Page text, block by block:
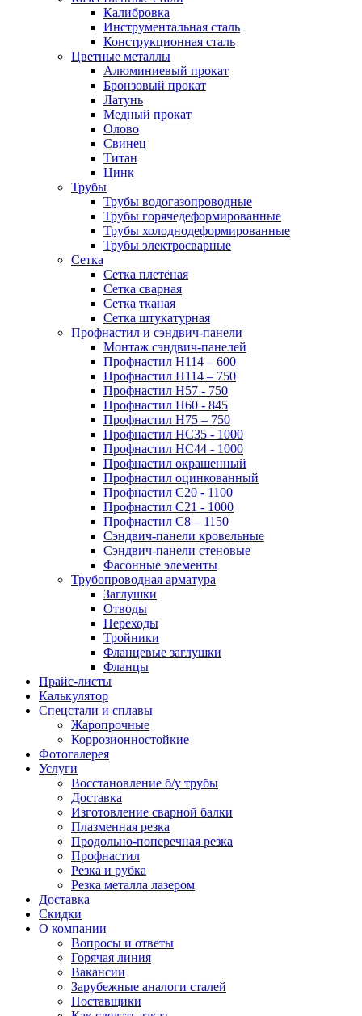
Калибровка
Инструментальная сталь
Конструкционная сталь
Цветные металлы
Алюминиевый прокат
Бронзовый прокат
Латунь
Медный прокат
Олово
Свинец
Титан
Цинк
Трубы
Трубы водогазопроводные
Трубы горячедеформированные
Трубы холоднодеформированные
Трубы электросварные
Сетка
Сетка плетёная
Сетка сварная
Сетка тканая
Сетка штукатурная
Профнастил и сэндвич-панели
Монтаж сэндвич-панелей
Профнастил Н114 – 600
Профнастил Н114 – 750
Профнастил Н57 - 750
Профнастил Н60 - 845
Профнастил Н75 – 750
Профнастил НС35 - 1000
Профнастил НС44 - 1000
Профнастил окрашенный
Профнастил оцинкованный
Профнастил С20 - 1100
Профнастил С21 - 1000
Профнастил С8 – 1150
Сэндвич-панели кровельные
Сэндвич-панели стеновые
Фасонные элементы
Трубопроводная арматура
Заглушки
Отводы
Переходы
Тройники
Фланцевые заглушки
Фланцы
Прайс-листы
Калькулятор
Спецстали и сплавы
Жаропрочные
Коррозионностойкие
Фотогалерея
Услуги
Восстановление б/у трубы
Доставка
Изготовление сварной балки
Плазменная резка
Продольно-поперечная резка
Профнастил
Резка и рубка
Резка металла лазером
Доставка
Скидки
О компании
Вопросы и ответы
Горячая линия
Вакансии
Зарубежные аналоги сталей
Поставщики